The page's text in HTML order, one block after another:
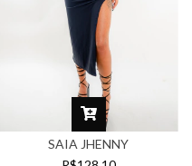
SAIA JHENNY